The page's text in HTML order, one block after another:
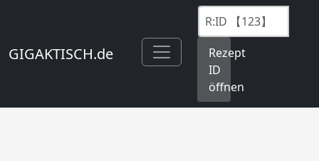
GIGAKTISCH.de
Rezept
ID
öffnen